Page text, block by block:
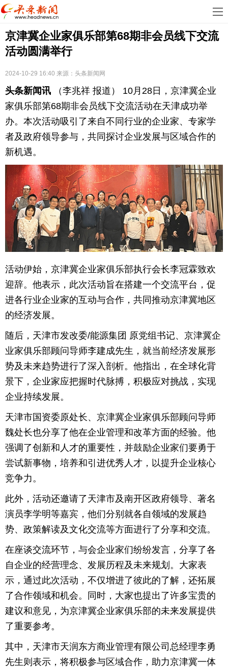
首
页
娱
乐
科
地
产
汽
车
育
健
康
生
儿
旅
戏
快
讯
财
富
文
化
京津冀企业家俱乐部第68期非会员线下交流
活动圆满举行
2024-10-29 16:40 来源： 头条新闻网
头条新闻讯 （李兆祥 报道） 10月28日，京津冀企业
家俱乐部第68期非会员线下交流活动在天津成功举
办。本次活动吸引了来自不同行业的企业家、专家学
者及政府领导参与，共同探讨企业发展与区域合作的
新机遇。
活动伊始，京津冀企业家俱乐部执行会长李冠霖致欢
迎辞。他表示，此次活动旨在搭建一个交流平台，促
进各行业企业家的互动与合作，共同推动京津冀地区
的经济发展。
随后，天津市发改委/能源集团 原党组书记、京津冀企
业家俱乐部顾问导师李建成先生，就当前经济发展形
势及未来趋势进行了深入剖析。他指出，在全球化背
景下，企业家应把握时代脉搏，积极应对挑战，实现
企业持续发展。
天津市国资委原处长、京津冀企业家俱乐部顾问导师
魏处长也分享了他在企业管理和改革方面的经验。他
强调了创新和人才的重要性，并鼓励企业家们要勇于
尝试新事物，培养和引进优秀人才，以提升企业核心
竞争力。
此外，活动还邀请了天津市及南开区政府领导、著名
演员李学明等嘉宾，他们分别就各自领域的发展趋
势、政策解读及文化交流等方面进行了分享和交流。
在座谈交流环节，与会企业家们纷纷发言，分享了各
自企业的经营理念、发展历程及未来规划。大家表
示，通过此次活动，不仅增进了彼此的了解，还拓展
了合作领域和机会。同时，大家也提出了许多宝贵的
建议和意见，为京津冀企业家俱乐部的未来发展提供
了重要参考。
其中，天津市天润东方商业管理有限公司总经理李勇
先生则表示，将积极参与区域合作，助力京津冀一体